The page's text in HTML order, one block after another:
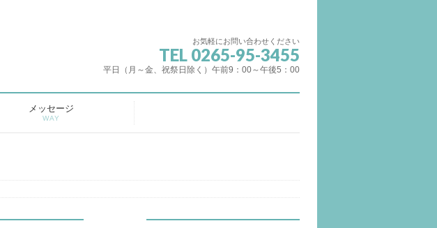
お気軽にお問い合わせください
TEL 0265-95-3455
平日（月～金、祝祭日除く）午前9：00～午後5：00
メッセージ
WAY